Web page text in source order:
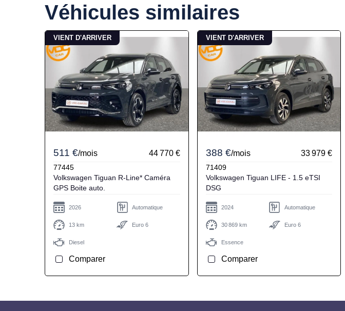
Véhicules similaires
VIENT D'ARRIVER
511 €/mois 44 770 €
77445
Volkswagen Tiguan R-Line* Caméra
GPS Boite auto.
2026 Automatique
13 km Euro 6
Diesel
Comparer
VIENT D'ARRIVER
388 €/mois 33 979 €
71409
Volkswagen Tiguan LIFE - 1.5 eTSI
DSG
2024 Automatique
30 869 km Euro 6
Essence
Comparer